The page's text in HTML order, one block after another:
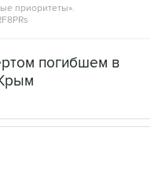
приоритеты».
погибшем в